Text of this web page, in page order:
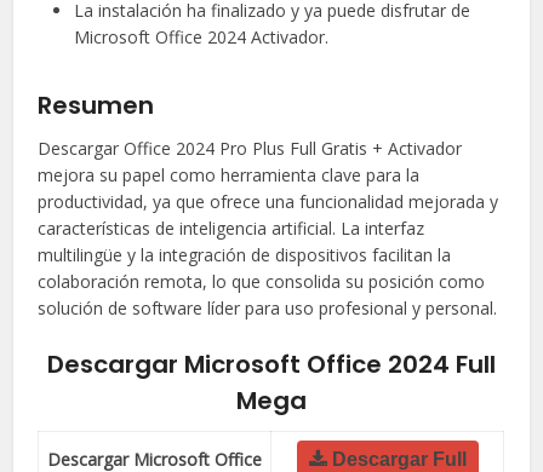
La instalación ha finalizado y ya puede disfrutar de
Microsoft Office 2024 Activador.
Resumen
Descargar Office 2024 Pro Plus Full Gratis + Activador
mejora su papel como herramienta clave para la
productividad, ya que ofrece una funcionalidad mejorada y
características de inteligencia artificial. La interfaz
multilingüe y la integración de dispositivos facilitan la
colaboración remota, lo que consolida su posición como
solución de software líder para uso profesional y personal.
Descargar Microsoft Office 2024 Full
Mega
Descargar Microsoft Office
Descargar Full